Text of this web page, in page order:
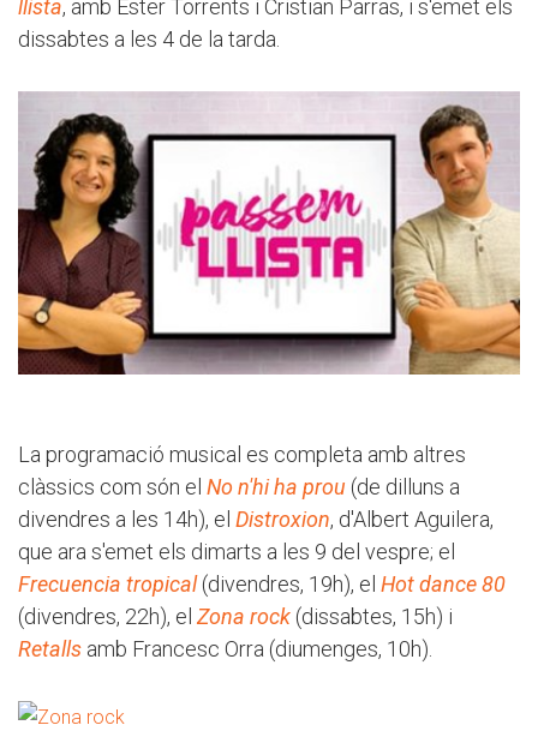
llista, amb Ester Torrents i Cristian Parras, i s'emet els
dissabtes a les 4 de la tarda.
La programació musical es completa amb altres
clàssics com són el No n'hi ha prou (de dilluns a
divendres a les 14h), el Distroxion, d'Albert Aguilera,
que ara s'emet els dimarts a les 9 del vespre; el
Frecuencia tropical(divendres, 19h), el Hot dance 80
(divendres, 22h), el Zona rock (dissabtes, 15h) i
Retalls amb Francesc Orra (diumenges, 10h).